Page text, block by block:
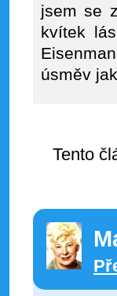
jsem se
kvítek
úsměv
Tento